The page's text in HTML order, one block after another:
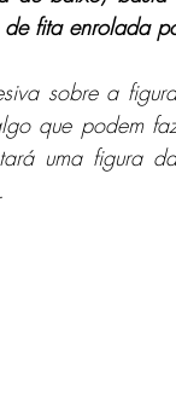
fita enrolada
sobre a
que podem
uma figura